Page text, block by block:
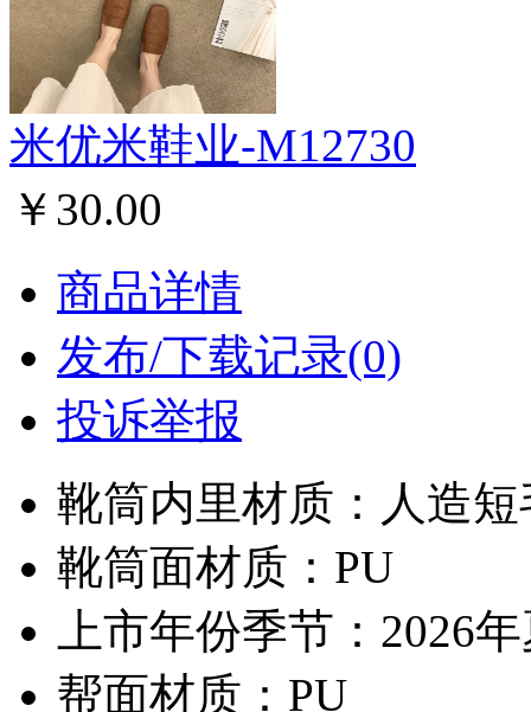
米优米鞋业-M12730
￥30.00
商品详情
发布/下载记录(0)
投诉举报
靴筒内里材质：人造短
靴筒面材质：PU
上市年份季节：2026
帮面材质：PU